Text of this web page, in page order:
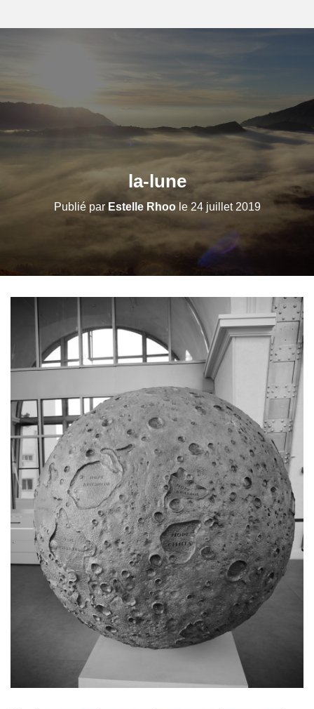
la-lune
Publié par Estelle Rhoole 24 juillet 2019